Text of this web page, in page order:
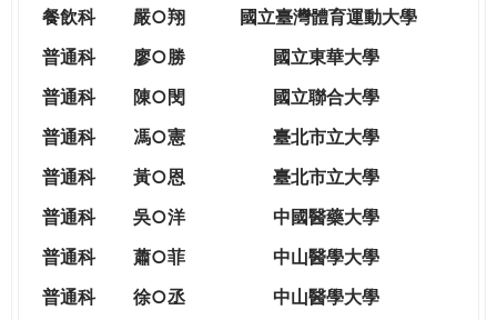
TODAY
WORLD
TOMORROW
CITIZENSHIP
餐飲科
嚴○翔 國立臺灣體育運動大學
普通科
廖○勝
國立東華大學
普通科
陳○閔
國立聯合大學
普通科
馮○憲
臺北市立大學
普通科
黃○恩
臺北市立大學
普通科 吳○洋
中國醫藥大學
普通科
蕭○菲
中山醫學大學
普通科
徐○丞
中山醫學大學